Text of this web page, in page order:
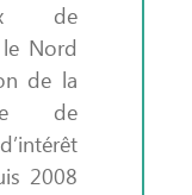
de
Nord
de la
de
2008